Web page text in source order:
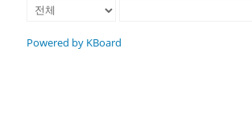
Powered by KBoard